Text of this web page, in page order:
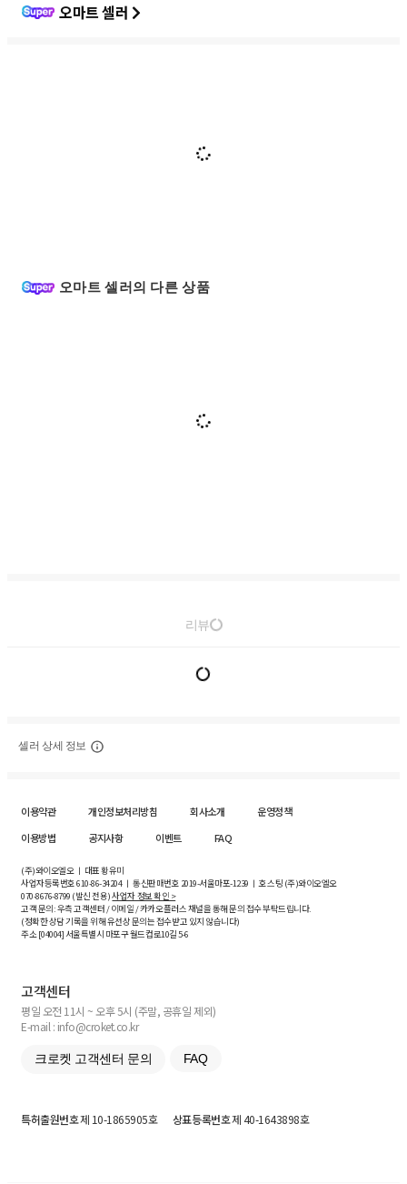
오마트 셀러
오마트 셀러의 다른 상품
리뷰
셀러 상세 정보
이용약관 개인정보처리방침 회사소개
운영정책
이용방법
공지사항 이벤트 FAQ
(주)와이오엘오 ㅣ 대표 황유미
사업자등록번호610-86-34204ㅣ 통신판매번호 2019-서울마포-1239 ㅣ 호스팅 (주)와이오엘오
070-8676-8799 (발신 전용)사업자 정보 확인 >
고객 문의: 우측 고객센터 / 이메일 / 카카오플러스 채널을 통해 문의 접수 부탁드립니다.
(정확한 상담 기록을 위해 유선상 문의는 접수받고 있지 않습니다)
주소 [04004] 서울특별시 마포구 월드컵로10길5-6
고객센터
평일 오전 11시 ~ 오후 5시 (주말, 공휴일 제외)
E-mail : info@croket.co.kr
크로켓 고객센터 문의 FAQ
특허출원번호제 10-1865905호 상표등록번호제 40-1643898호